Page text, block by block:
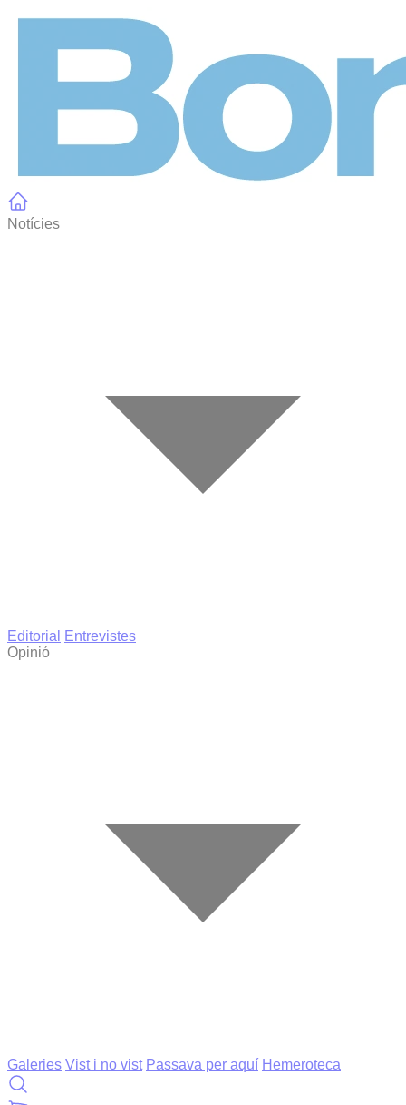
Notícies
Editorial
Entrevistes
Opinió
Galeries Vist i no vist Passava per aquí Hemeroteca